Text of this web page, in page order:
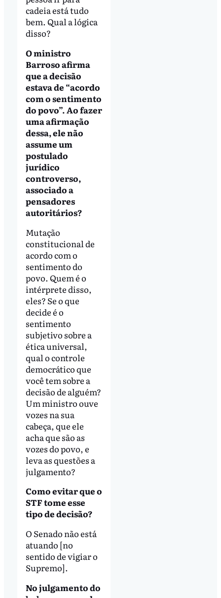
cadeia está tudo
bem. Qual a lógica
disso?
O ministro
Barroso afirma
que a decisão
estava de “acordo
com o sentimento
do povo”. Ao fazer
uma afirmação
dessa, ele não
assume um
postulado
jurídico
controverso,
associado a
pensadores
autoritários?
Mutação
constitucional de
acordo com o
sentimento do
povo. Quem é o
intérprete disso,
eles? Se o que
decide é o
sentimento
subjetivo sobre a
ética universal,
qual o controle
democrático que
você tem sobre a
decisão de alguém?
Um ministro ouve
vozes na sua
cabeça, que ele
acha que são as
vozes do povo, e
leva as questões a
julgamento?
Como evitar que o
STF tome esse
tipo de decisão?
O Senado não está
atuando [no
sentido de vigiar o
Supremo].
No julgamento do